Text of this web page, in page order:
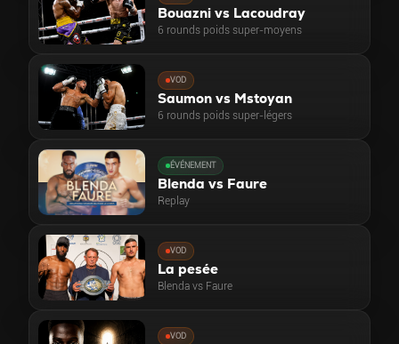
Bouazni vs Lacoudray
6 rounds poids super-moyens
VOD
Saumon vs Mstoyan
6 rounds poids super-légers
ÉVÉNEMENT
Blenda vs Faure
Replay
VOD
La pesée
Blenda vs Faure
VOD